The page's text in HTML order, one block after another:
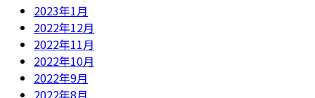
2023年1月
2022年12月
2022年11月
2022年10月
2022年9月
2022年8月